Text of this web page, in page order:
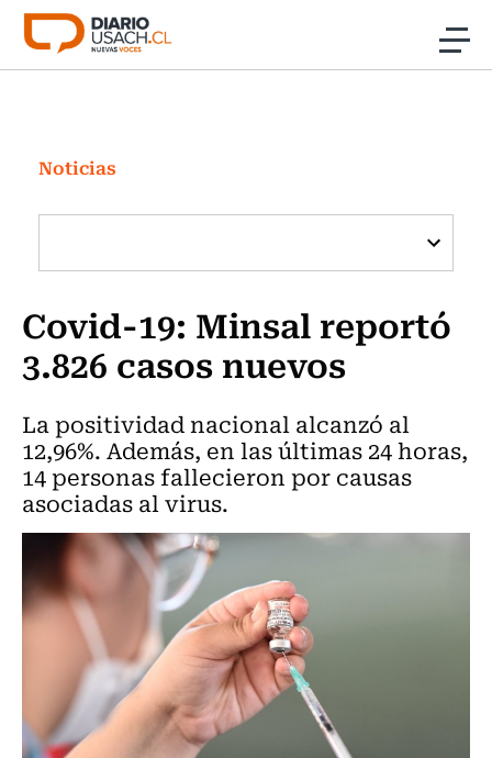
Click acá para ir directamente al contenido
Investigación
Cultura
Programas Radio y TV Usach
Noticias
Covid-19: Minsal reportó
3.826 casos nuevos
La positividad nacional alcanzó al
12,96%. Además, en las últimas 24 horas,
14 personas fallecieron por causas
asociadas al virus.